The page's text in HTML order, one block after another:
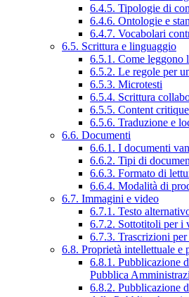
6.4.5. Tipologie di
6.4.6. Ontologie e
6.4.7. Vocabolari
6.5. Scrittura e linguaggio
6.5.1. Come leggono
6.5.2. Le regole per
6.5.3. Microtesti
6.5.4. Scrittura
6.5.5. Content critique
6.5.6. Traduzione e
6.6. Documenti
6.6.1. I documenti
6.6.2. Tipi di
6.6.3. Formato di
6.6.4. Modalità di
6.7. Immagini e video
6.7.1. Testo
6.7.2. Sottotitoli per i
6.7.3. Trascrizioni
6.8. Proprietà intellettuale e
6.8.1. Pubblicazione
Pubblica
6.8.2. Pubblicazione